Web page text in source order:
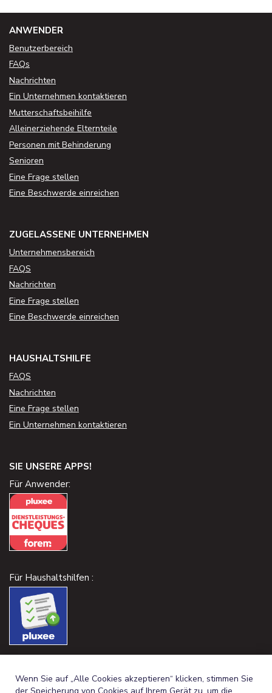
ANWENDER
Benutzerbereich
FAQs
Nachrichten
Ein Unternehmen kontaktieren
Mutterschaftsbeihilfe
Alleinerziehende Elternteile
Personen mit Behinderung
Senioren
Eine Frage stellen
Eine Beschwerde einreichen
ZUGELASSENE UNTERNEHMEN
Unternehmensbereich
FAQS
Nachrichten
Eine Frage stellen
Eine Beschwerde einreichen
HAUSHALTSHILFE
FAQS
Nachrichten
Eine Frage stellen
Ein Unternehmen kontaktieren
SIE UNSERE APPS!
Für Anwender:
Für Haushaltshilfen :
Wenn Sie auf „Alle Cookies akzeptieren“ klicken, stimmen Sie